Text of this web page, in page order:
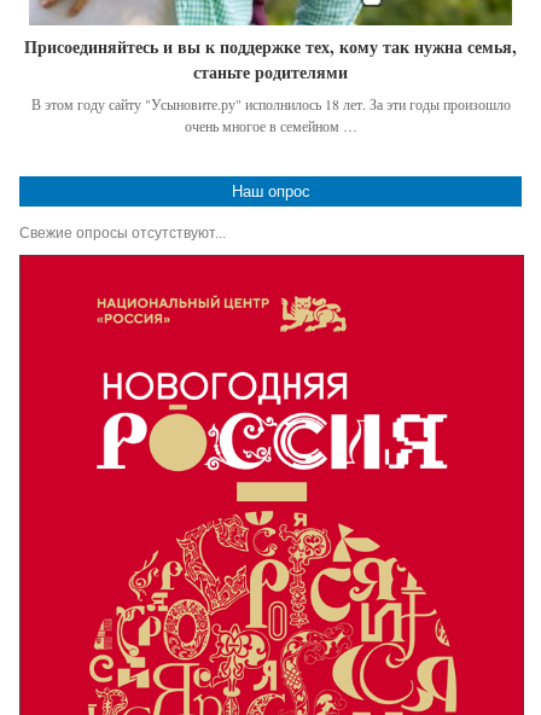
Присоединяйтесь и вы к поддержке тех, кому так нужна семья,
станьте родителями
В этом году сайту "Усыновите.ру" исполнилось 18 лет. За эти годы произошло
очень многое в семейном …
Наш опрос
Свежие опросы отсутствуют...